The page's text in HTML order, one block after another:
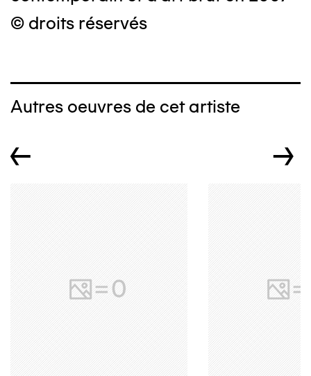
© droits réservés
Autres oeuvres de cet artiste
← →